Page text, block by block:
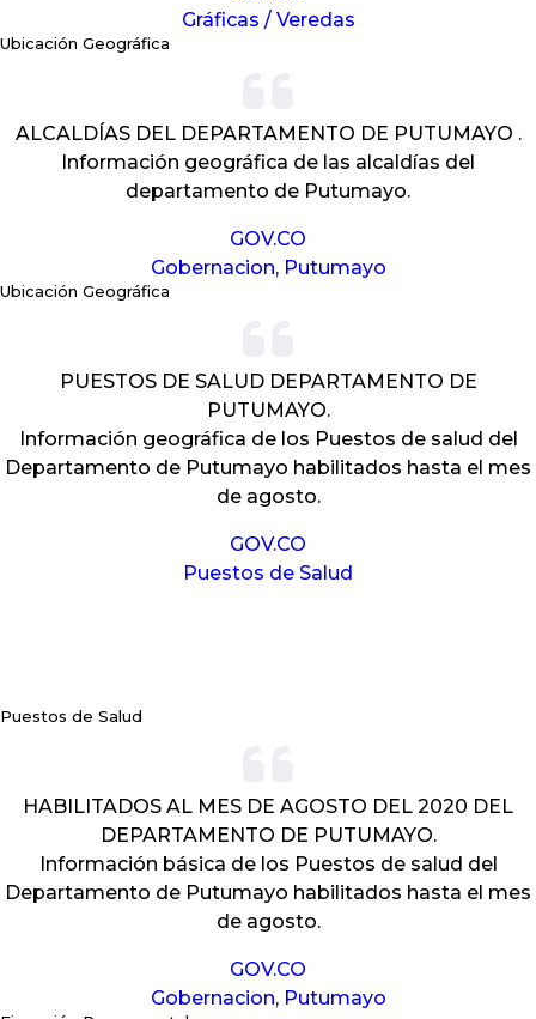
Gráficas / Veredas
Ubicación Geográfica
ALCALDÍAS DEL DEPARTAMENTO DE PUTUMAYO .
Información geográfica de las alcaldías del
departamento de Putumayo.
GOV.CO
Gobernacion, Putumayo
Ubicación Geográfica
PUESTOS DE SALUD DEPARTAMENTO DE
PUTUMAYO.
Información geográfica de los Puestos de salud del
Departamento de Putumayo habilitados hasta el mes
de agosto.
GOV.CO
Puestos de Salud
Puestos de Salud
HABILITADOS AL MES DE AGOSTO DEL 2020 DEL
DEPARTAMENTO DE PUTUMAYO.
Información básica de los Puestos de salud del
Departamento de Putumayo habilitados hasta el mes
de agosto.
GOV.CO
Gobernacion, Putumayo